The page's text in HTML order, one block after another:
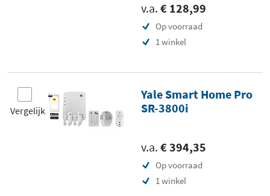
v.a. € 128,99
Op voorraad
1 winkel
Vergelijk
Yale Smart Home Pro
SR-3800i
v.a. € 394,35
Op voorraad
1 winkel